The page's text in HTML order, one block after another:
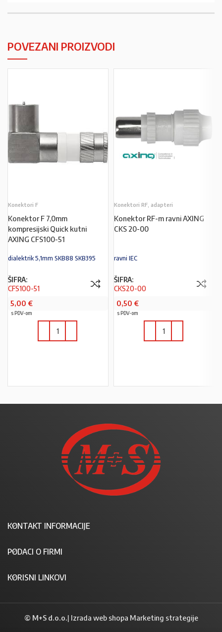
POVEZANI PROIZVODI
Konektori F
Konektor F 7,0mm
kompresijski Quick kutni
AXING CFS100-51
dialektrik 5,1mm SKB88 SKB395
ŠIFRA:
CFS100-51
5,00 €
s PDV-om
Konektori RF, adapteri
Konektor RF-m ravni AXING
CKS 20-00
ravni IEC
ŠIFRA:
CKS20-00
0,50 €
s PDV-om
KONTAKT INFORMACIJE
PODACI O FIRMI
KORISNI LINKOVI
© M+S d.o.o.| Izrada web shopa Marketing strategije